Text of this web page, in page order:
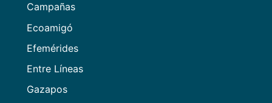
Campañas
Ecoamigó
Efemérides
Entre Líneas
Gazapos